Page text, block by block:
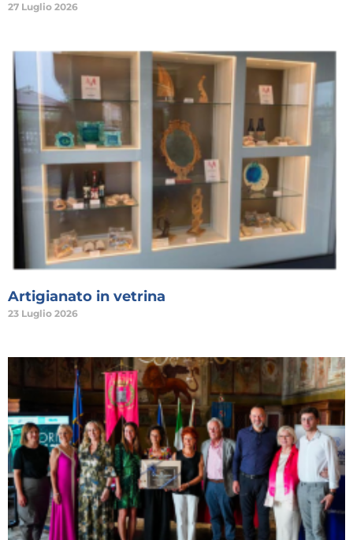
27 Luglio 2026
Artigianato in vetrina
23 Luglio 2026